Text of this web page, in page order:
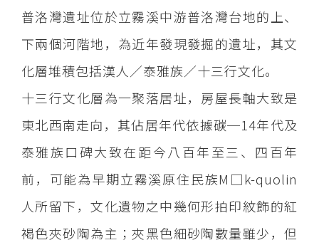
普洛灣遺址位於立霧溪中游普洛灣台地的上、
下兩個河階地，為近年發現發掘的遺址，其文
化層堆積包括漢人／泰雅族／十三行文化。
十三行文化層為一聚落居址，房屋長軸大致是
東北西南走向，其佔居年代依據碳─14年代及
泰雅族口碑大致在距今八百年至三、四百年
前，可能為早期立霧溪原住民族M□k-quolin
人所留下，文化遺物之中幾何形拍印紋飾的紅
褐色夾砂陶為主；夾黑色細砂陶數量雖少，但